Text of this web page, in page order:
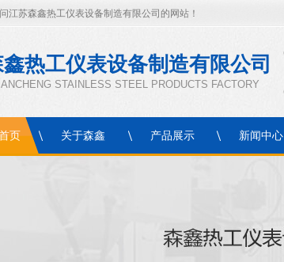
江苏森鑫热工仪表设备制造有限公司的网站！
热工仪表设备制造有限公司
STAINLESS STEEL PRODUCTS FACTORY
页 关于森鑫 产品展示 新闻中心